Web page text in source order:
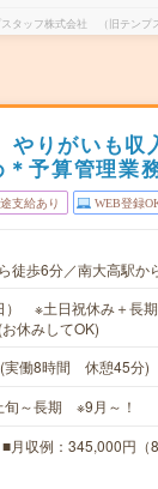
タッフ株式会社 （旧テンプ
やりがいも収
予算管理業
支給あり WEB登録
徒歩6分／南大高駅か
） ※土日祝休み＋長
休みしてOK)
実働8時間 休憩45分)
旬～長期 ※9月～！
収例：345,000円（